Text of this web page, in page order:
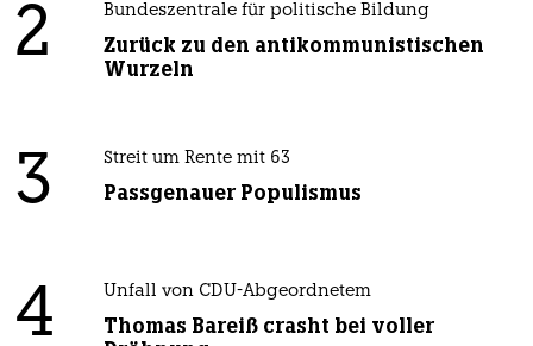
2 Bundeszentrale für politische Bildung
Zurück zu den antikommunistischen
Wurzeln
3 Streit um Rente mit 63
Passgenauer Populismus
4 Unfall von CDU-Abgeordnetem
Thomas Bareiß crasht bei voller